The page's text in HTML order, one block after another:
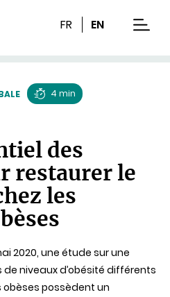
FR EN
lecture
4 min
des
restaurer le
les
2020, une étude sur une
niveaux d’obésité différents
possèdent un